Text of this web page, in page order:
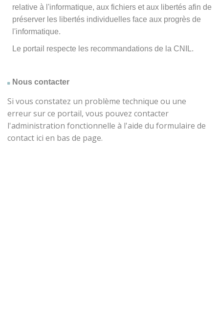
relative à l'informatique, aux fichiers et aux libertés afin de
préserver les libertés individuelles face aux progrès de
l'informatique.
Le portail respecte les recommandations de la CNIL.
Nous contacter
Si vous constatez un problème technique ou une
erreur sur ce portail, vous pouvez contacter
l'administration fonctionnelle à l'aide du formulaire de
contact ici en bas de page.